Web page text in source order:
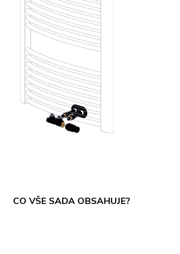
CO VŠE SADA OBSAHUJE?